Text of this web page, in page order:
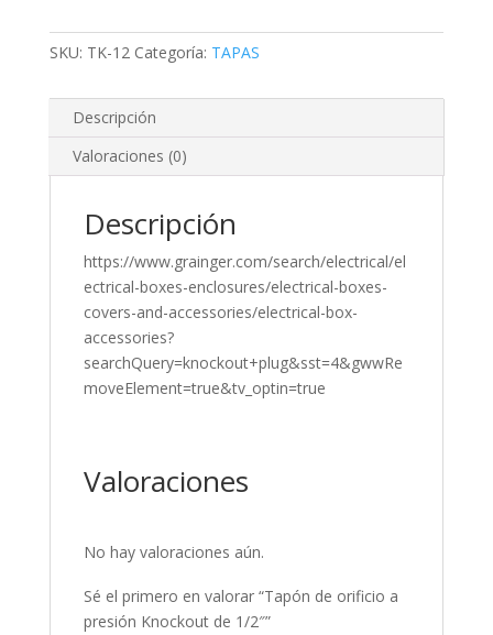
de
1/2"
SKU: TK-12 Categoría: TAPAS
Descripción
Valoraciones (0)
Descripción
https://www.grainger.com/search/electrical/el
ectrical-boxes-enclosures/electrical-boxes-
covers-and-accessories/electrical-box-
accessories?
searchQuery=knockout+plug&sst=4&gwwRe
moveElement=true&tv_optin=true
Valoraciones
No hay valoraciones aún.
Sé el primero en valorar “Tapón de orificio a
presión Knockout de 1/2″”